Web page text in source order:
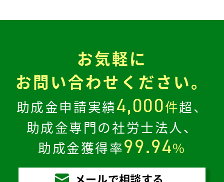
お気軽に
お問い合わせください。
助成金申請実績4,000件超、
助成金専門の社労士法人、
助成金獲得率99.94%
メールで相談する